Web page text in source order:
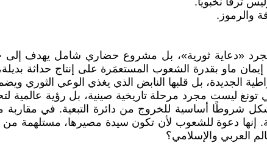
والرموز.
مجرد «دعاية ثورية»، بل مشروع حضاري شامل يهدف إلى
إيمان ماو بقدرة الشعوب المستعمَرة على إنتاج حداثة
الجديدة، بل قلبها النابض الذي يغذي الوعي الثوري
تونغ ليست مجرد مرحلة تاريخية صينية، بل رؤية عالمية
تشكل شروطًا أساسية للخروج من دائرة التبعية. في مقاربة
إنها دعوة للشعوب لأن تكون سيدة مصيرها، مستلهمة من
العربي والإسلامي؟